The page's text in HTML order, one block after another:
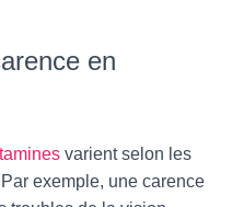
en
varient selon les
exemple, une carence